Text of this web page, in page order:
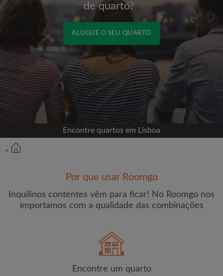
de quarto?
ALUGUE O SEU QUARTO
Entrar com o Facebook
Jamais publicaremos na sua linha do tempo sem
sua permissão
OU
Encontre quartos em Lisboa
<
Por que usar Roomgo
Inquilinos contentes vêm para ficar! No Roomgo nos
importamos com a qualidade das combinações
Encontre um quarto